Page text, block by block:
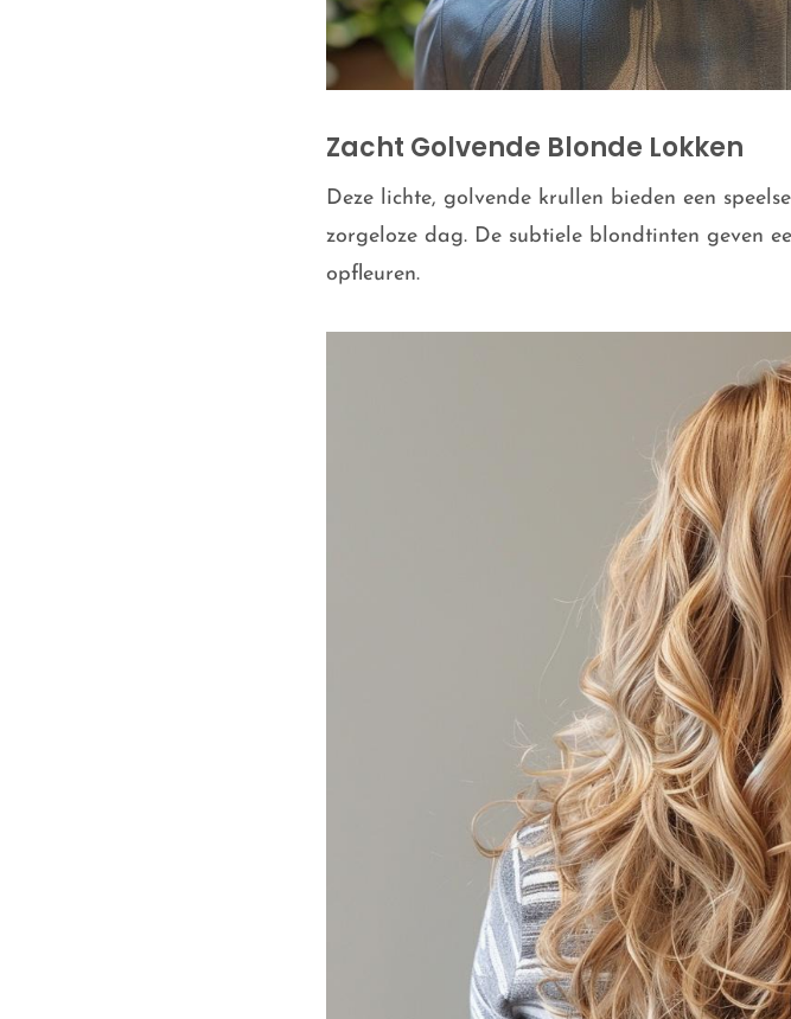
Zacht Golvende Blonde Lokken
Deze lichte, golvende krullen bieden een
zorgeloze dag. De subtiele blondtinten geven
opfleuren.